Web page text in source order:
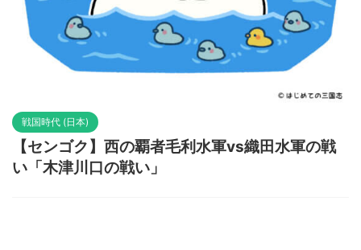
戦国時代 (日本)
【センゴク】西の覇者毛利水軍vs織田水軍の戦
い「木津川口の戦い」